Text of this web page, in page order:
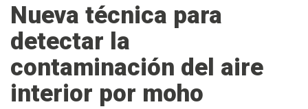
Nueva técnica para
detectar la
contaminación del aire
interior por moho